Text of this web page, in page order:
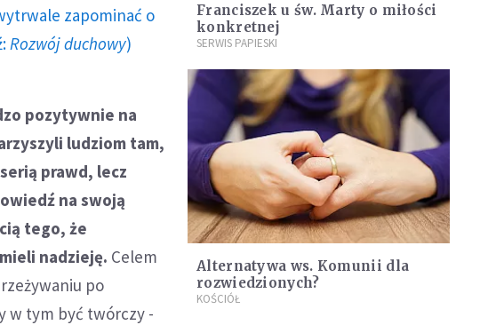
zapominać o
Rozwój duchowy)
pozytywnie na
ludziom tam,
prawd, lecz
na swoją
tego, że
nadzieję. Celem
po
w tym być twórczy -
Franciszek u św. Marty o miłości
konkretnej
SERWIS PAPIESKI
Alternatywa ws. Komunii dla
rozwiedzionych?
KOŚCIÓŁ